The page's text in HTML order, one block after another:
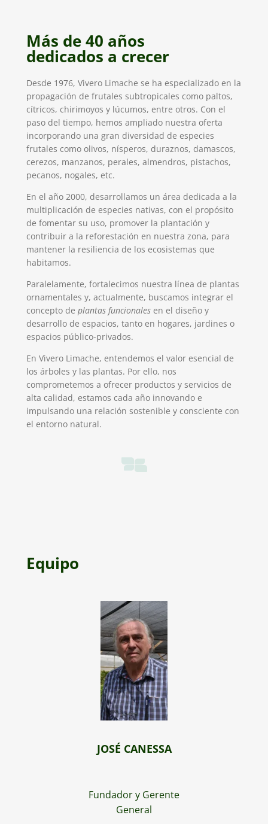
Más de 40 años
dedicados a crecer
Desde 1976, Vivero Limache se ha especializado en la
propagación de frutales subtropicales como paltos,
cítricos, chirimoyos y lúcumos, entre otros. Con el
paso del tiempo, hemos ampliado nuestra oferta
incorporando una gran diversidad de especies
frutales como olivos, nísperos, duraznos, damascos,
cerezos, manzanos, perales, almendros, pistachos,
pecanos, nogales, etc.
En el año 2000, desarrollamos un área dedicada a la
multiplicación de especies nativas, con el propósito
de fomentar su uso, promover la plantación y
contribuir a la reforestación en nuestra zona, para
mantener la resiliencia de los ecosistemas que
habitamos.
Paralelamente, fortalecimos nuestra línea de plantas
ornamentales y, actualmente, buscamos integrar el
concepto de plantas funcionales en el diseño y
desarrollo de espacios, tanto en hogares, jardines o
espacios público-privados.
En Vivero Limache, entendemos el valor esencial de
los árboles y las plantas. Por ello, nos
comprometemos a ofrecer productos y servicios de
alta calidad, estamos cada año innovando e
impulsando una relación sostenible y consciente con
el entorno natural.
Equipo
JOSÉ CANESSA
Fundador y Gerente
General